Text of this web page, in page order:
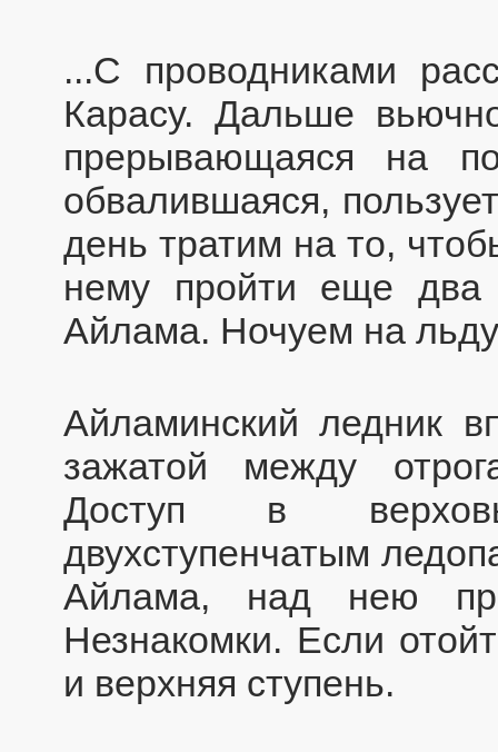
...С проводниками
Карасу. Дальше
прерывающаяся на
обвалившаяся,
день тратим на то,
нему пройти еще два
Айлама. Ночуем на
Айламинский ледник
зажатой между
Доступ в
двухступенчатым
Айлама, над нею
Незнакомки. Если
и верхняя ступень.